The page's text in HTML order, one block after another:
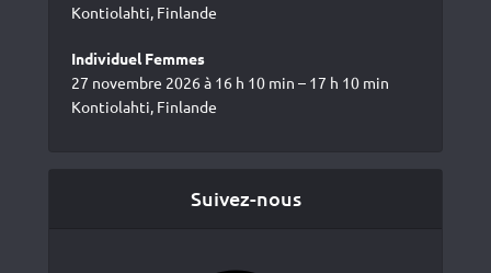
Kontiolahti, Finlande
Individuel Femmes
27 novembre 2026 à 16 h 10 min – 17 h 10 min
Kontiolahti, Finlande
Suivez-nous